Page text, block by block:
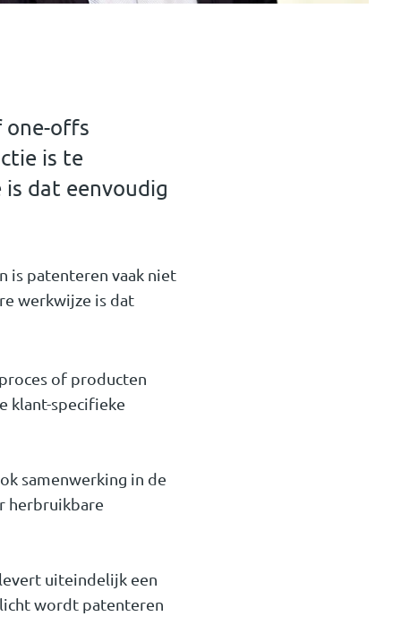
one-offs
is te
dat eenvoudig
is patenteren vaak niet
werkwijze is dat
of producten
klant-specifieke
samenwerking in de
herbruikbare
uiteindelijk een
wordt patenteren